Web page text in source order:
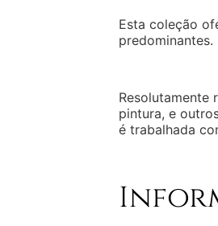
Esta coleção
predominantes.
Resolutamente
pintura, e
é trabalhada